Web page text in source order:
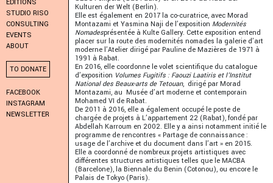
EDITIONS
STUDIO RISO
CONSULTING
EVENTS
ABOUT
TO DONATE
FACEBOOK
INSTAGRAM
NEWSLETTER
Kulturen der Welt (Berlin).
Elle est également en 2017 la co-curatrice, avec Morad
Montazami et Yasmina Naji de l’exposition Modernités
Nomadesprésentée à Kulte Gallery. Cette exposition entend
placer sur la route des modernités nomades la galerie d’art
moderne l’Atelier dirigé par Pauline de Mazières de 1971 à
1991 à Rabat.
En 2016, elle coordonne le volet scientifique du catalogue
d’exposition Volumes Fugitifs : Faouzi Laatiris et l’Institut
National des Beaux-arts de Tetouan, dirigé par Morad
Montazami, au Musée d’art moderne et contemporain
Mohamed VI de Rabat.
De 2011 à 2016, elle a également occupé le poste de
chargée de projets à L’appartement 22 (Rabat), fondé par
Abdellah Karroum en 2002. Elle y a ainsi notamment initié le
programme de rencontres « Partage de connaissance :
usage de l’archive et du document dans l’art » en 2015.
Elle a coordonné de nombreux projets artistiques avec
différentes structures artistiques telles que le MACBA
(Barcelone), la Biennale du Benin (Cotonou), ou encore le
Palais de Tokyo (Paris).